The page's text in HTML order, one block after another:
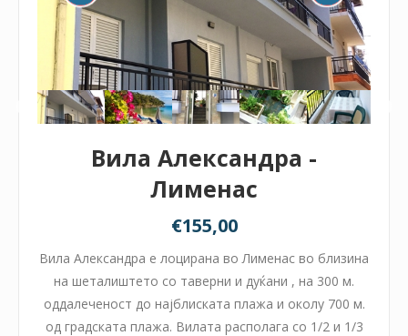
Вила Александра -
Лименас
€155,00
Вила Александра е лоцирана во Лименас во близина
на шеталиштето со таверни и дуќани , на 300 м.
оддалеченост до најблиската плажа и околу 700 м.
од градската плажа. Вилата располага со 1/2 и 1/3